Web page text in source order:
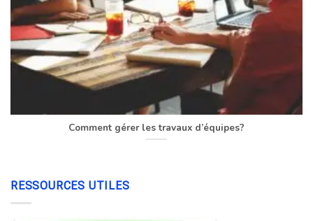
Comment gérer les travaux d’équipes?
RESSOURCES UTILES